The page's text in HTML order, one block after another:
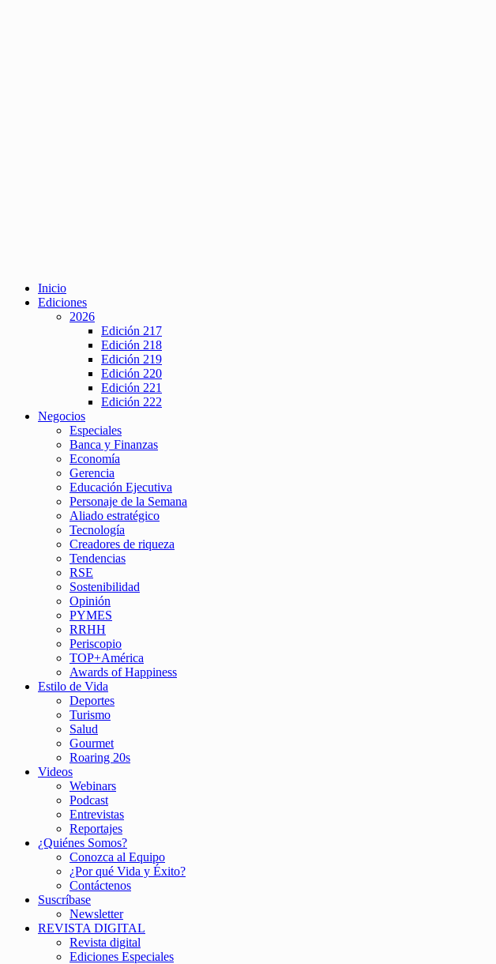
Inicio
Ediciones
2026
Edición 217
Edición 218
Edición 219
Edición 220
Edición 221
Edición 222
Negocios
Especiales
Banca y Finanzas
Economía
Gerencia
Educación Ejecutiva
Personaje de la Semana
Aliado estratégico
Tecnología
Creadores de riqueza
Tendencias
RSE
Sostenibilidad
Opinión
PYMES
RRHH
Periscopio
TOP+América
Awards of Happiness
Estilo de Vida
Deportes
Turismo
Salud
Gourmet
Roaring 20s
Videos
Webinars
Podcast
Entrevistas
Reportajes
¿Quiénes Somos?
Conozca al Equipo
¿Por qué Vida y Éxito?
Contáctenos
Suscríbase
Newsletter
REVISTA DIGITAL
Revista digital
Ediciones Especiales